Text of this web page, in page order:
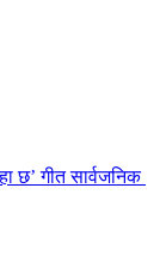
छ’ गीत सार्वजनिक